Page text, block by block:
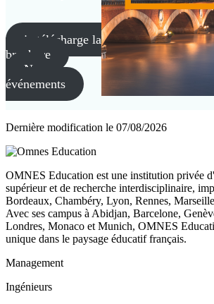
je télécharge la
brochure
Nos
événements
Dernière modification le 07/08/2026
OMNES Education est une institution privée
supérieur et de recherche interdisciplinaire,
Bordeaux, Chambéry, Lyon, Rennes,
Avec ses campus à Abidjan, Barcelone,
Londres, Monaco et Munich, OMNES
unique dans le paysage éducatif français.
Management
Ingénieurs